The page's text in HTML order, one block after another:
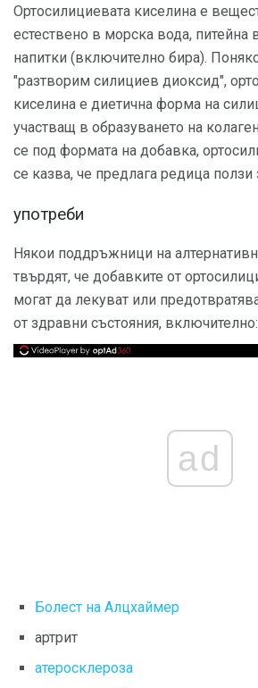
Ортосилициевата киселина е
естествено в морска вода, питейна
напитки (включително бира).
"разтворим силициев диоксид",
киселина е диетична форма на
участващ в образуването на
се под формата на добавка,
се казва, че предлага редица ползи
употреби
Някои поддръжници на
твърдят, че добавките от
могат да лекуват или
от здравни състояния, включително:
ad
Болест на Алцхаймер
артрит
атеросклероза